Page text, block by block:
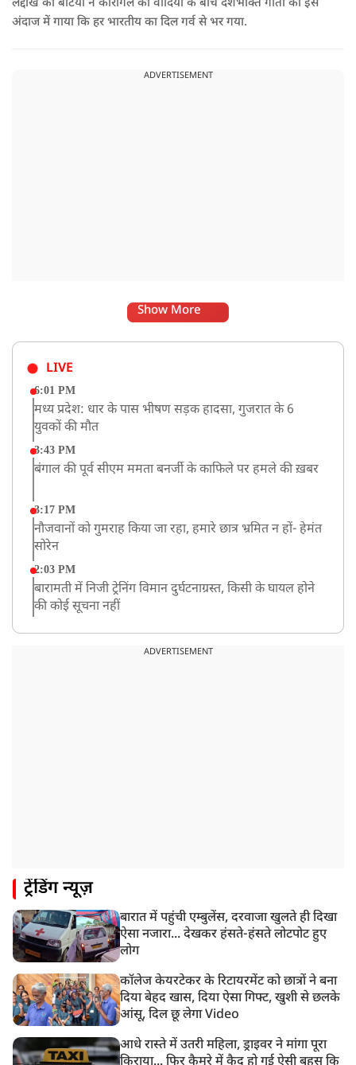
लद्दाख की बेटियों ने कारगिल की वादियों के बीच देशभक्ति गीतों को इस
अंदाज में गाया कि हर भारतीय का दिल गर्व से भर गया.
ADVERTISEMENT
Show More
LIVE
6:01 PM
मध्य प्रदेश: धार के पास भीषण सड़क हादसा, गुजरात के 6
युवकों की मौत
3:43 PM
बंगाल की पूर्व सीएम ममता बनर्जी के काफिले पर हमले की ख़बर
3:17 PM
नौजवानों को गुमराह किया जा रहा, हमारे छात्र भ्रमित न हों- हेमंत
सोरेन
2:03 PM
बारामती में निजी ट्रेनिंग विमान दुर्घटनाग्रस्त, किसी के घायल होने
की कोई सूचना नहीं
JPSC परीक्षा विवाद: अनशन पर बैठे छात्र नेता देवेंद्र महतो की
रांची: छात्रों और झारखंड सरकार के बीच आज होगी तीसरे दौर
8:22 AM
देशभर में आज से 'हर घर तिरंगा' अभियान, सीएम योगी लखनऊ
में करेंगे यात्रा का शुभारंभ
ADVERTISEMENT
ट्रेंडिंग न्यूज़
बारात में पहुंची एम्बुलेंस, दरवाजा खुलते ही दिखा
ऐसा नजारा... देखकर हंसते-हंसते लोटपोट हुए
लोग
कॉलेज केयरटेकर के रिटायरमेंट को छात्रों ने बना
दिया बेहद खास, दिया ऐसा गिफ्ट, खुशी से छलके
आंसू, दिल छू लेगा Video
आधे रास्ते में उतरी महिला, ड्राइवर ने मांगा पूरा